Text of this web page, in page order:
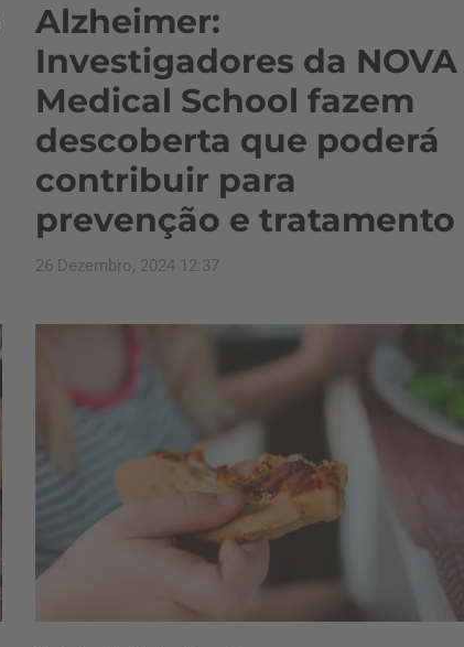
Alzheimer:
Investigadores da NOVA
Medical School fazem
descoberta que poderá
contribuir para
prevenção e tratamento
26 Dezembro, 2024 12:37